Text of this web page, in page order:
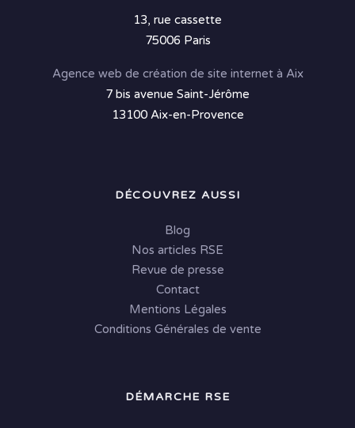
13, rue cassette
75006 Paris
Agence web de création de site internet à Aix
7 bis avenue Saint-Jérôme
13100 Aix-en-Provence
DÉCOUVREZ AUSSI
Blog
Nos articles RSE
Revue de presse
Contact
Mentions Légales
Conditions Générales de vente
DÉMARCHE RSE